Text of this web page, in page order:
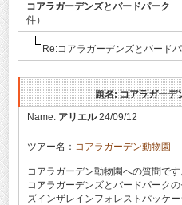
コアラガーデンズとバードパーク
件）
Re:コアラガーデンズとバード
題名: コアラガーデ
Name: アリエル24/09/12
ツアー名： コアラガーデン動物園
コアラガーデン動物園への質問です
コアラガーデンズとバードパーク
ズインザレインフォレストパッケー